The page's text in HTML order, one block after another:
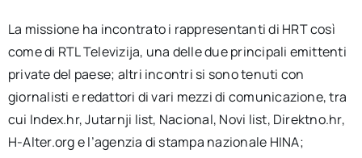
La missione ha incontrato i rappresentanti di HRT così
come di RTL Televizija, una delle due principali emittenti
private del paese; altri incontri si sono tenuti con
giornalisti e redattori di vari mezzi di comunicazione, tra
cui Index.hr, Jutarnji list, Nacional, Novi list, Direktno.hr,
H-Alter.org e l’agenzia di stampa nazionale HINA;